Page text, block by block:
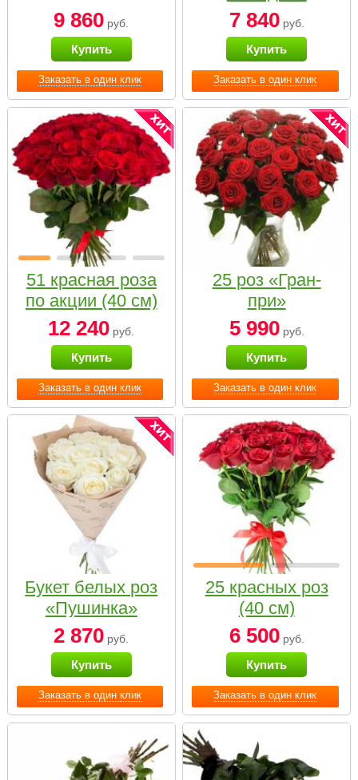
Заказать в один клик
9 860 руб.
Купить
Заказать в один клик
7 840руб.
Купить
Заказать в один клик
51 красная роза
по акции (40 см)
12 240 руб.
Купить
Заказать в один клик
25 роз «Гран-
при»
5 990руб.
Купить
Заказать в один клик
Букет белых роз
«Пушинка»
2 870 руб.
Купить
Заказать в один клик
25 красных роз
(40 см)
6 500руб.
Купить